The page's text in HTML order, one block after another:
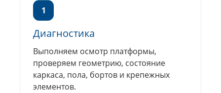
1
Диагностика
Выполняем осмотр платформы,
проверяем геометрию, состояние
каркаса, пола, бортов и крепежных
элементов.